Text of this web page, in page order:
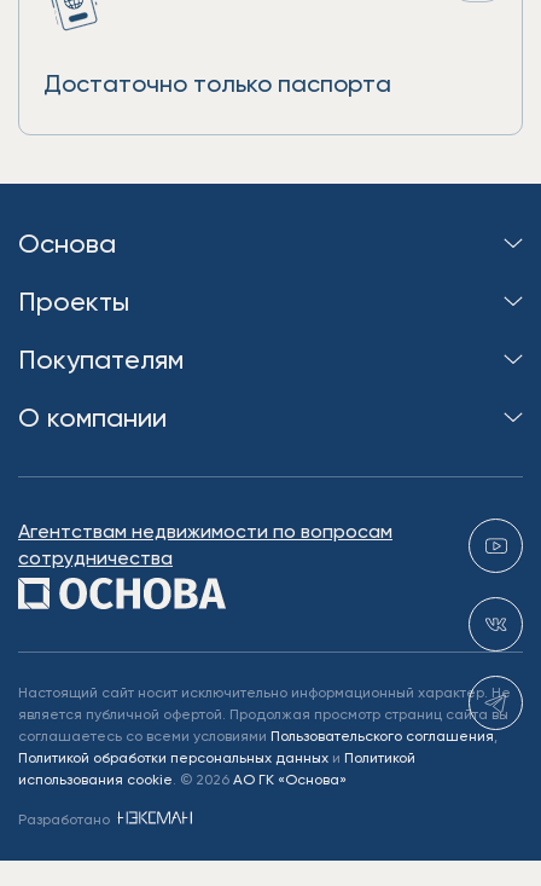
Достаточно только паспорта
Основа
Проекты
Покупателям
О компании
Агентствам недвижимости по вопросам
сотрудничества
Настоящий сайт носит исключительно информационный характер. Не
является публичной офертой. Продолжая просмотр страниц сайта вы
соглашаетесь со всеми условиями Пользовательского соглашения,
Политикой обработки персональных данных и Политикой
использования cookie. © 2026 АО ГК «Основа»
Разработано